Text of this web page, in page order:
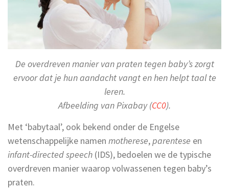
De overdreven manier van praten tegen baby’s zorgt
ervoor dat je hun aandacht vangt en hen helpt taal te
leren.
Afbeelding van Pixabay (CC0).
Met ‘babytaal’, ook bekend onder de Engelse
wetenschappelijke namen motherese,parentese en
infant-directed speech (IDS), bedoelen we de typische
overdreven manier waarop volwassenen tegen baby’s
praten.